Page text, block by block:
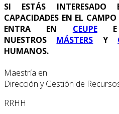
SI ESTÁS INTERESADO
CAPACIDADES EN EL
ENTRA EN CEUPEE
NUESTROS MÁSTERS Y
HUMANOS.
Maestría en
Dirección y Gestión de
RRHH